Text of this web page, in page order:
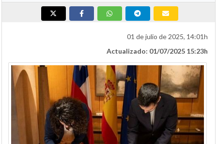
01 de julio de 2025, 14:01h
Actualizado: 01/07/2025 15:23h